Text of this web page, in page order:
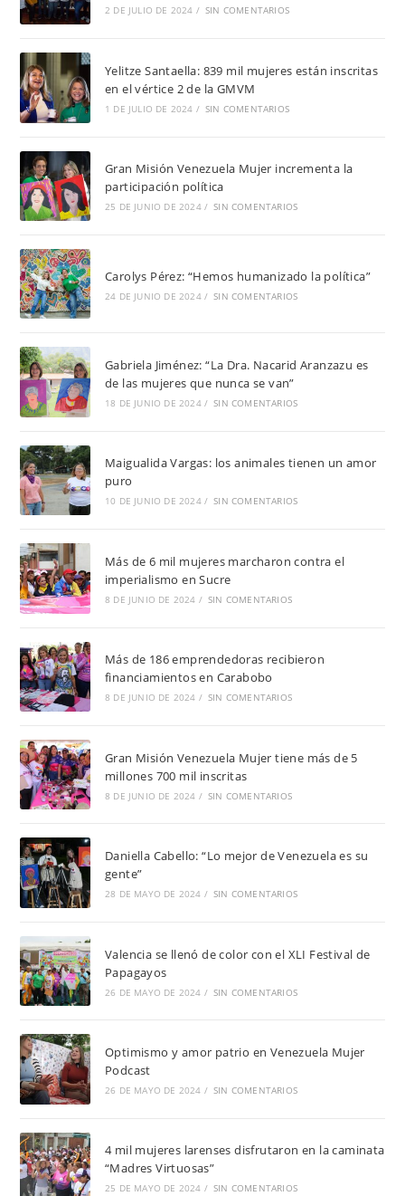
2 DE JULIO DE 2024 / SIN COMENTARIOS
Yelitze Santaella: 839 mil mujeres están inscritas
en el vértice 2 de la GMVM
1 DE JULIO DE 2024 / SIN COMENTARIOS
Gran Misión Venezuela Mujer incrementa la
participación política
25 DE JUNIO DE 2024 / SIN COMENTARIOS
Carolys Pérez: “Hemos humanizado la política”
24 DE JUNIO DE 2024 / SIN COMENTARIOS
Gabriela Jiménez: “La Dra. Nacarid Aranzazu es
de las mujeres que nunca se van”
18 DE JUNIO DE 2024 / SIN COMENTARIOS
Maigualida Vargas: los animales tienen un amor
puro
10 DE JUNIO DE 2024 / SIN COMENTARIOS
Más de 6 mil mujeres marcharon contra el
imperialismo en Sucre
8 DE JUNIO DE 2024 / SIN COMENTARIOS
Más de 186 emprendedoras recibieron
financiamientos en Carabobo
8 DE JUNIO DE 2024 / SIN COMENTARIOS
Gran Misión Venezuela Mujer tiene más de 5
millones 700 mil inscritas
8 DE JUNIO DE 2024 / SIN COMENTARIOS
Daniella Cabello: “Lo mejor de Venezuela es su
gente”
28 DE MAYO DE 2024 / SIN COMENTARIOS
Valencia se llenó de color con el XLI Festival de
Papagayos
26 DE MAYO DE 2024 / SIN COMENTARIOS
Optimismo y amor patrio en Venezuela Mujer
Podcast
26 DE MAYO DE 2024 / SIN COMENTARIOS
4 mil mujeres larenses disfrutaron en la caminata
“Madres Virtuosas”
25 DE MAYO DE 2024 / SIN COMENTARIOS